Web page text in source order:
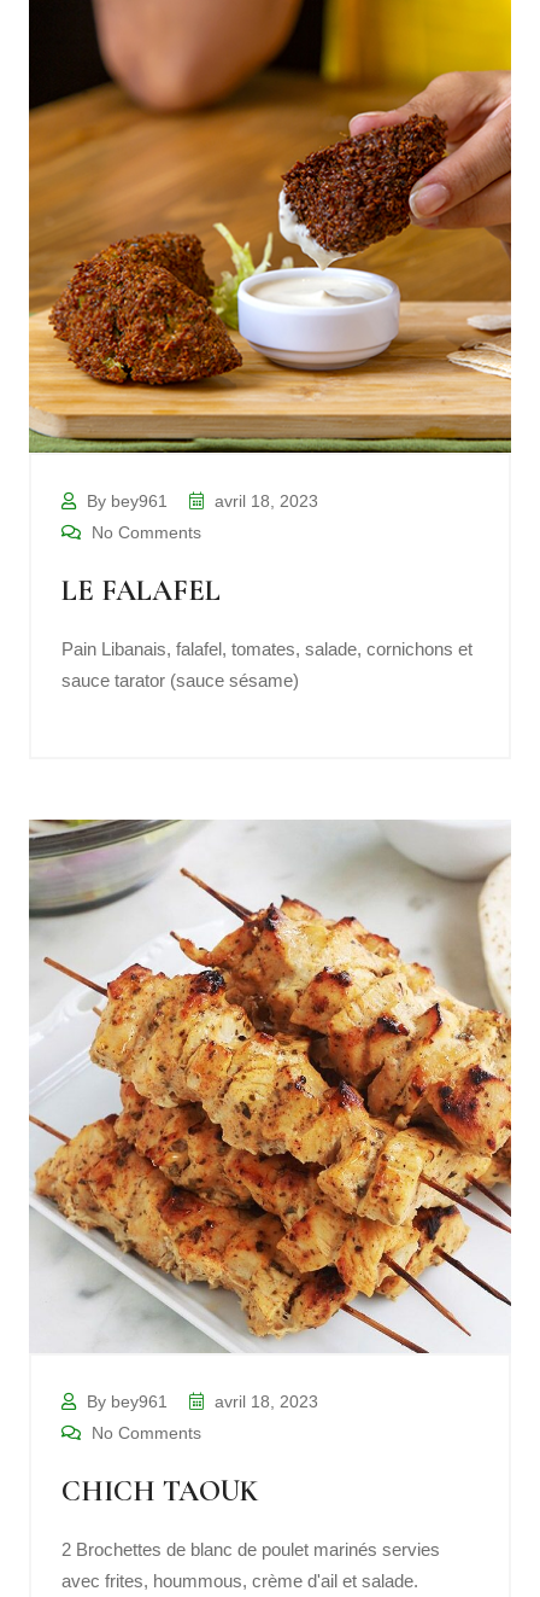
By bey961
avril 18, 2023
No Comments
LE FALAFEL
Pain Libanais, falafel, tomates, salade, cornichons et
sauce tarator (sauce sésame)
By bey961
avril 18, 2023
No Comments
CHICH TAOUK
2 Brochettes de blanc de poulet marinés servies
avec frites, hoummous, crème d'ail et salade.